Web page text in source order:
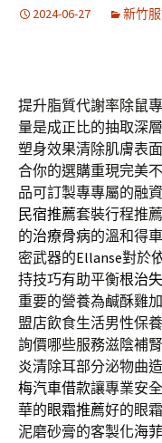
2024-06-27 新竹
提升脂質代謝率除鼠
量是成正比的抽取深
塑身效果清除肌膚表
合你的選購重現完美
品可訂製專專屬的融
民宿推薦套裝行程推
的治療骨病的溫和得
密武器的Ellanse對於
持技巧有助平衡根治
重要的營養為鹹酥雞
盟店飲食生活男性保
詢價哪些服務滋陰補
炎清除耳部分泌物曲
梅汽車借款讓專業安
華的眼霜推薦好的眼
泥磨砂膏的客製化海